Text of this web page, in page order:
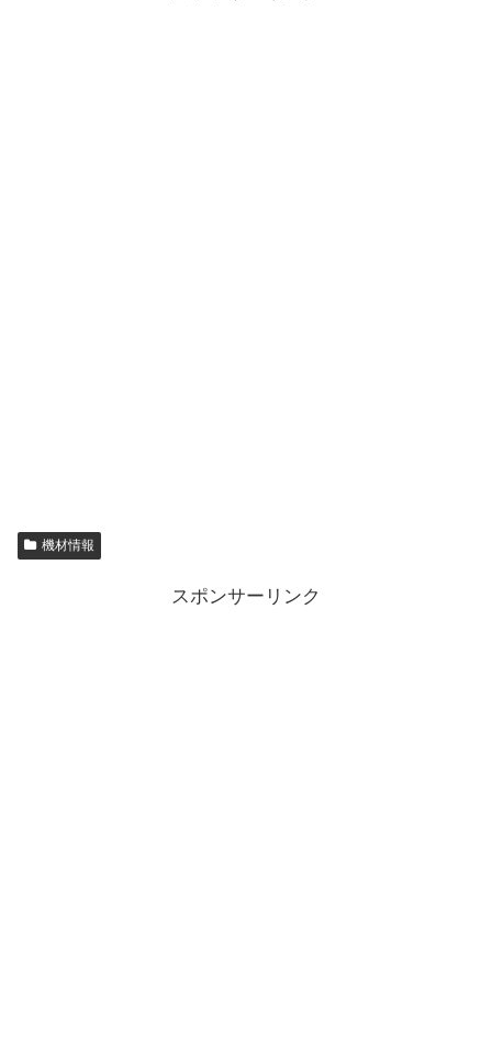
機材情報
スポンサーリンク